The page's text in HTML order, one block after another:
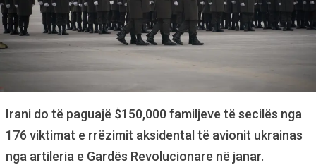
Irani do të paguajë $150,000 familjeve të secilës nga
176 viktimat e rrëzimit aksidental të avionit ukrainas
nga artileria e Gardës Revolucionare në janar.